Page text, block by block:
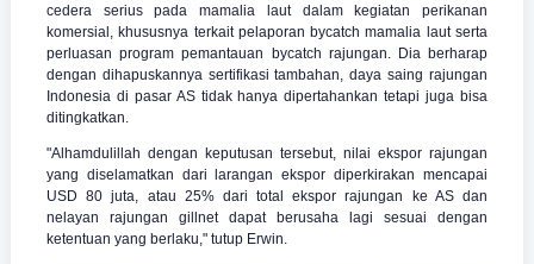
cedera serius pada mamalia laut dalam kegiatan perikanan
komersial, khususnya terkait pelaporan bycatch mamalia laut serta
perluasan program pemantauan bycatch rajungan. Dia berharap
dengan dihapuskannya sertifikasi tambahan, daya saing rajungan
Indonesia di pasar AS tidak hanya dipertahankan tetapi juga bisa
ditingkatkan.
"Alhamdulillah dengan keputusan tersebut, nilai ekspor rajungan
yang diselamatkan dari larangan ekspor diperkirakan mencapai
USD 80 juta, atau 25% dari total ekspor rajungan ke AS dan
nelayan rajungan gillnet dapat berusaha lagi sesuai dengan
ketentuan yang berlaku," tutup Erwin.